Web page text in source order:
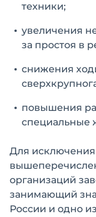
техники;
увеличения
за простоя в
снижения
повышения
специальные
Для
организаций
занимающий
России и одно